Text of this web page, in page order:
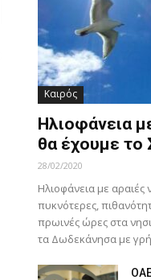
Καιρός
Ηλιοφάνεια
θα έχουμε το
28/02/2020
Ηλιοφάνεια με αραιές
πυκνότερες,
πρωινές ώρες στα
τα Δωδεκάνησα με